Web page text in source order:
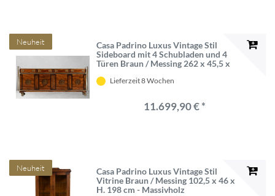
Neuheit
Casa Padrino Luxus Vintage Stil
Sideboard mit 4 Schubladen und 4
Türen Braun / Messing 262 x 45,5 x
Massivholz Möbel - Vintage Stil
Lieferzeit 8 Wochen
11.699,90 € *
Neuheit
Casa Padrino Luxus Vintage Stil
Vitrine Braun / Messing 102,5 x 46 x
H. 198 cm - Massivholz